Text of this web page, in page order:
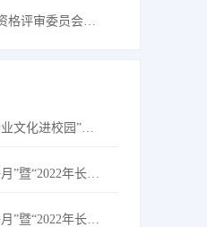
长春新区专业技术资格评审委员会医药、电子工程专业评审拟通过人员名单公示
长春新区2026年“企业文化进校园”春季巡展活动
“长春新区金秋招聘月”暨“2022年长春新区招聘高校毕业生秋季专场”主题网络双选会--长春理工大学站活动公告
“长春新区金秋招聘月”暨“2022年长春新区招聘高校毕业生秋季专场”主题网络双选会--长春工业大学站活动公告